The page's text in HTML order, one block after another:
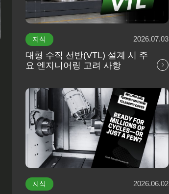
지식 2026.07.03
대형 수직 선반(VTL) 설계 시 주
요 엔지니어링 고려 사항
지식 2026.06.02